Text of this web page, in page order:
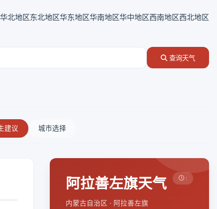
华北地区东北地区华东地区华南地区华中地区西南地区西北地区
查询天气
建议 城市选择
阿拉善左旗天气
内蒙古自治区 · 阿拉善左旗
: